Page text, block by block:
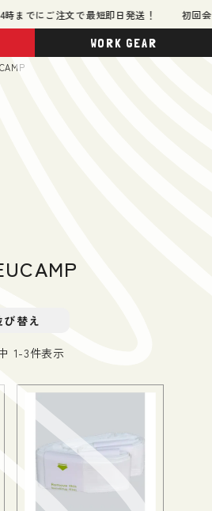
でにご注文で最短即日発送！ 初回会
WORK GEAR
び替え
1-3件表示